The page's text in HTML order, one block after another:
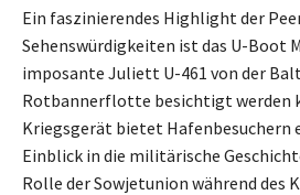
Ein faszinierendes Highlight der
Sehenswürdigkeiten ist das U-Boot
imposante Juliett U-461 von der
Rotbannerflotte besichtigt werden
Kriegsgerät bietet Hafenbesuchern
Einblick in die militärische
Rolle der Sowjetunion während des